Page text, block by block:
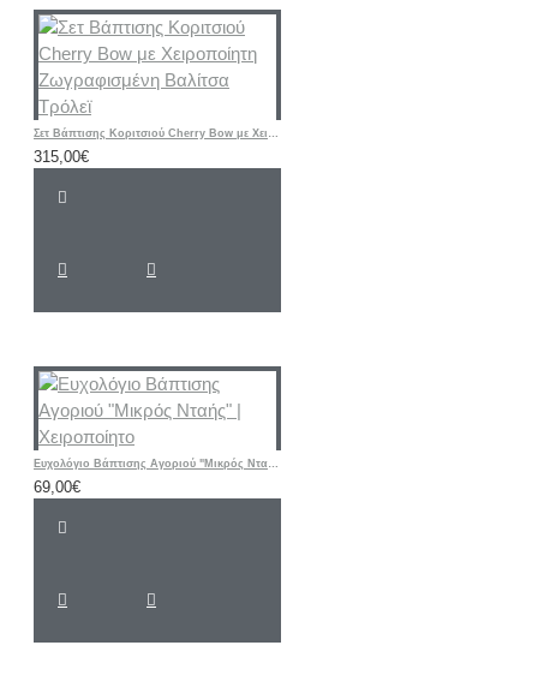
Σετ Βάπτισης Κοριτσιού Cherry Bow με Χειροποίητη Ζωγραφισμένη Βαλίτσα Τρόλεϊ
315,00€
Ευχολόγιο Βάπτισης Αγοριού "Μικρός Νταής" | Χειροποίητο
69,00€